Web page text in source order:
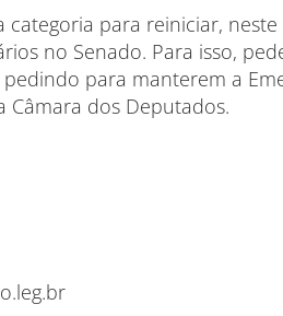
categoria para reiniciar,
no Senado. Para isso,
para manterem a
Câmara dos Deputados.